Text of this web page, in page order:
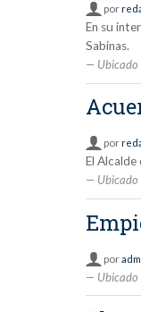
por
En su
Sabinas.
Ubicado
por
El
Ubicado
por
Ubicado